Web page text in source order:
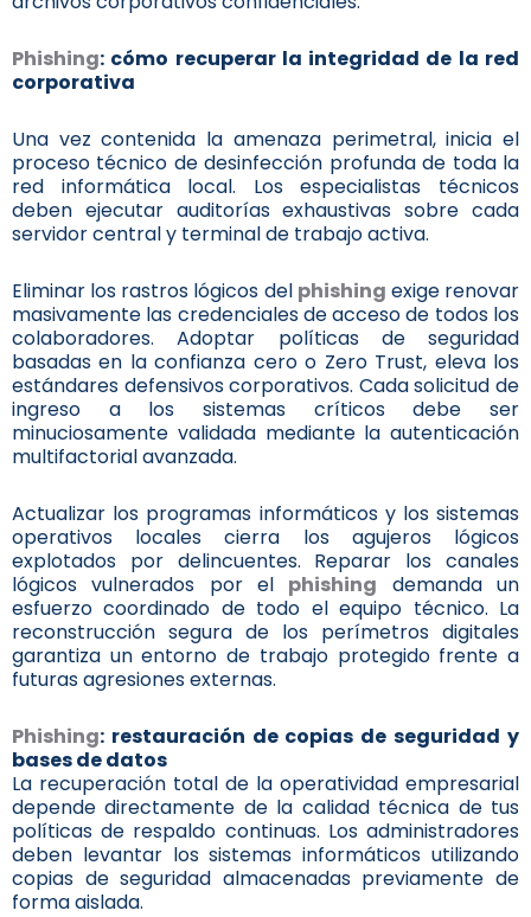
Phishing: cómo recuperar la integridad de la red
corporativa
Una vez contenida la amenaza perimetral, inicia el
proceso técnico de desinfección profunda de toda la
red informática local. Los especialistas técnicos
deben ejecutar auditorías exhaustivas sobre cada
servidor central y terminal de trabajo activa.
Eliminar los rastros lógicos del phishing exige renovar
masivamente las credenciales de acceso de todos los
colaboradores. Adoptar políticas de seguridad
basadas en la confianza cero o Zero Trust, eleva los
estándares defensivos corporativos. Cada solicitud de
ingreso a los sistemas críticos debe ser
minuciosamente validada mediante la autenticación
multifactorial avanzada.
Actualizar los programas informáticos y los sistemas
operativos locales cierra los agujeros lógicos
explotados por delincuentes. Reparar los canales
lógicos vulnerados por el phishing demanda un
esfuerzo coordinado de todo el equipo técnico. La
reconstrucción segura de los perímetros digitales
garantiza un entorno de trabajo protegido frente a
futuras agresiones externas.
Phishing: restauración de copias de seguridad y
bases de datos
La recuperación total de la operatividad empresarial
depende directamente de la calidad técnica de tus
políticas de respaldo continuas. Los administradores
deben levantar los sistemas informáticos utilizando
copias de seguridad almacenadas previamente de
forma aislada.